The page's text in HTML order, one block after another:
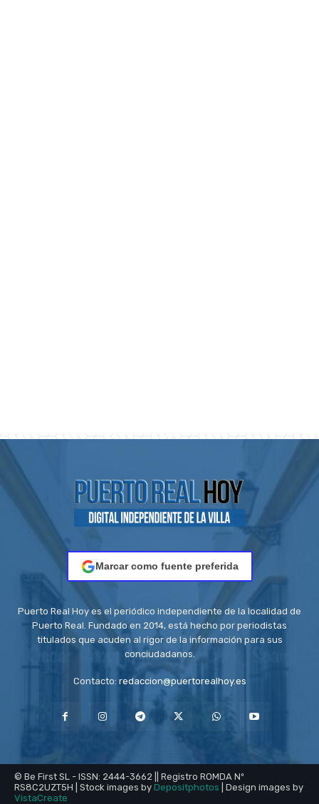
Marcar como fuente preferida
Puerto Real Hoy es el periódico independiente de la localidad de
Puerto Real. Fundado en 2014, está hecho por periodistas
titulados que acuden al rigor de la información para sus
conciudadanos.
Contacto: redaccion@puertorealhoy.es
© Be First SL - ISSN: 2444-3662 || Registro ROMDA Nº
RS8C2UZT5H | Stock images by Depositphotos | Design images by
VistaCreate